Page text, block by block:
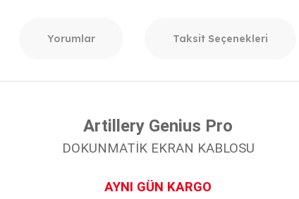
Yorumlar Taksit Seçenekleri
Artillery Genius Pro
DOKUNMATİK EKRAN KABLOSU
AYNI GÜN KARGO